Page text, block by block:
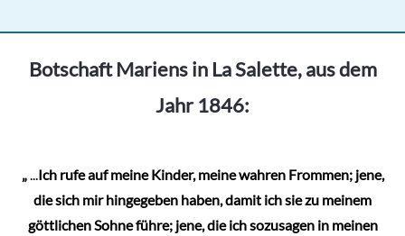
Botschaft Mariens in La Salette, aus dem
Jahr 1846:
„...Ich rufe auf meine Kinder, meine wahren Frommen; jene,
die sich mir hingegeben haben, damit ich sie zu meinem
göttlichen Sohne führe; jene, die ich sozusagen in meinen